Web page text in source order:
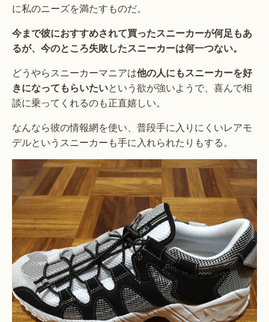
に私のニーズを満たすものだ。
今まで彼におすすめされて買ったスニーカーが何足もあ
るが、今のところ失敗したスニーカーは何一つない。
どうやらスニーカーマニアは他の人にもスニーカーを好
きになってもらいたいという欲が強いようで、喜んで相
談に乗ってくれるのも正直嬉しい。
なんなら彼の情報網を使い、普段手に入りにくいレアモ
デルというスニーカーも手に入れられたりもする。